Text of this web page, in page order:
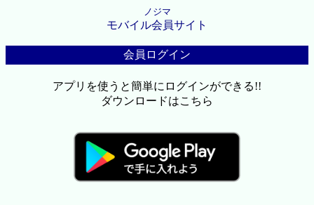
ノジマ
モバイル会員サイト
会員ログイン
アプリを使うと簡単にログインができる!!
ダウンロードはこちら